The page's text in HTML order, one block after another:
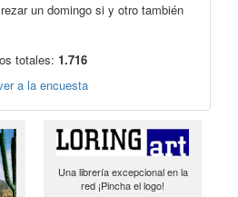
un domingo si y otro también
totales: 1.716
a la encuesta
Una librería excepcional en la
red ¡Pincha el logo!